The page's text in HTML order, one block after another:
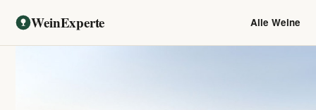
WeinExperte Alle Weine